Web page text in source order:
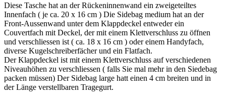
Diese Tasche hat an der Rückeninnenwand ein zweigeteiltes
Innenfach ( je ca. 20 x 16 cm ) Die Sidebag medium hat an der
Front-Aussenwand unter dem Klappdeckel entweder ein
Couvertfach mit Deckel, der mit einem Klettverschluss zu öffnen
und verschliessen ist ( ca. 18 x 16 cm ) oder einem Handyfach,
diverse Kugelschreiberfächer und ein Flatfach.
Der Klappdeckel ist mit einem Klettverschluss auf verschiedenen
Niveauhöhen zu verschliessen ( falls Sie mal mehr in den Siedebag
packen müssen) Der Sidebag large hatt einen 4 cm breiten und in
der Länge verstellbaren Tragegurt.